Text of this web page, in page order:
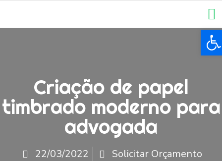
Criação de papel
timbrado moderno para
advogada
22/03/2022 Solicitar Orçamento